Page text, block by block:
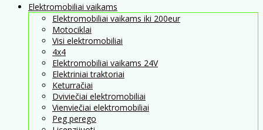
Elektromobiliai vaikams
Elektromobiliai vaikams iki 200eur
Motociklai
Visi elektromobiliai
4x4
Elektromobiliai vaikams 24V
Elektriniai traktoriai
Keturračiai
Dviviečiai elektromobiliai
Vienviečiai elektromobiliai
Peg perego